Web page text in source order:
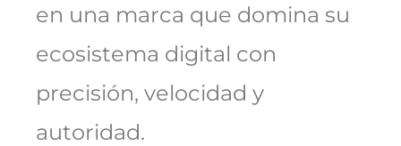
en una marca que domina su
ecosistema digital con
precisión, velocidad y
autoridad.